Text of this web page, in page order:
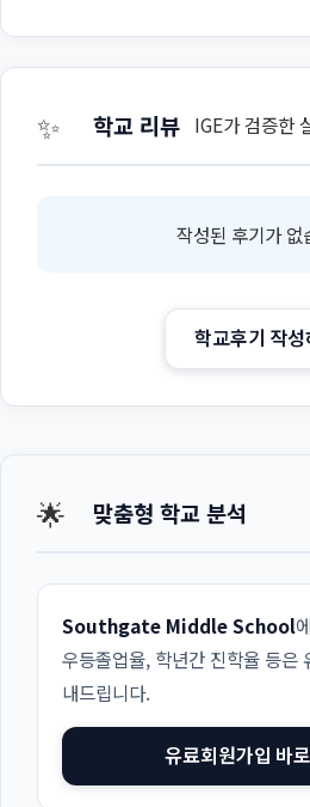
✨ 학교 리뷰 IGE가 검증한
작성된 후기가 없
학교후기 작성
🌟 맞춤형 학교 분석
Southgate Middle School
우등졸업율, 학년간 진학율 등은
내드립니다.
유료회원가입 바